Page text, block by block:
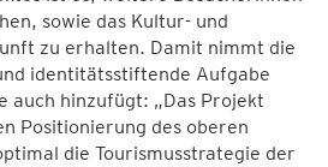
sowie das Kultur- und
zu erhalten. Damit nimmt die
identitätsstiftende Aufgabe
auch hinzufügt: „Das Projekt
Positionierung des oberen
die Tourismusstrategie der